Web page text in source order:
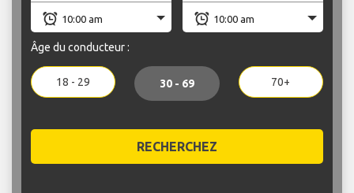
Âge du conducteur :
18 - 29 30 - 69 70+
RECHERCHEZ